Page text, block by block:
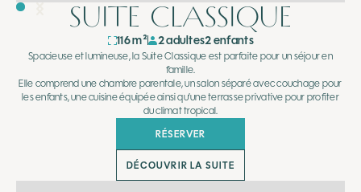
SUITE CLASSIQUE
116 m² 2 adultes2 enfants
Spacieuse et lumineuse, la Suite Classique est parfaite pour un séjour en
famille.
Elle comprend une chambre parentale, un salon séparé avec couchage pour
les enfants, une cuisine équipée ainsi qu’une terrasse privative pour profiter
du climat tropical.
RÉSERVER
DÉCOUVRIR LA SUITE